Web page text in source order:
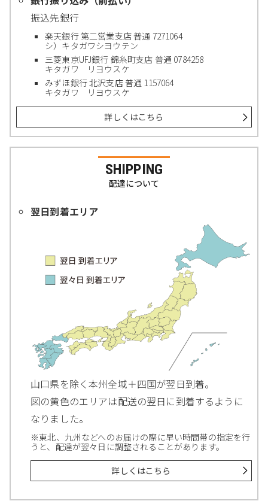
振込先銀行
楽天銀行 第二営業支店 普通 7271064
シ）キタガワシヨウテン
三菱東京UFJ銀行 錦糸町支店 普通 0784258
キタガワ リヨウスケ
みずほ銀行 北沢支店 普通 1157064
キタガワ リヨウスケ
詳しくはこちら
SHIPPING
配達について
翌日到着エリア
山口県を除く本州全域＋四国が翌日到着。
図の黄色のエリアは配送の翌日に到着するように
なりました。
※東北、九州などへのお届けの際に早い時間帯の指定を行
うと、配達が翌々日に調整されることがあります。
詳しくはこちら